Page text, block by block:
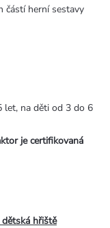
částí herní sestavy
let, na děti od 3 do 6
je certifikovaná
dětská hřiště